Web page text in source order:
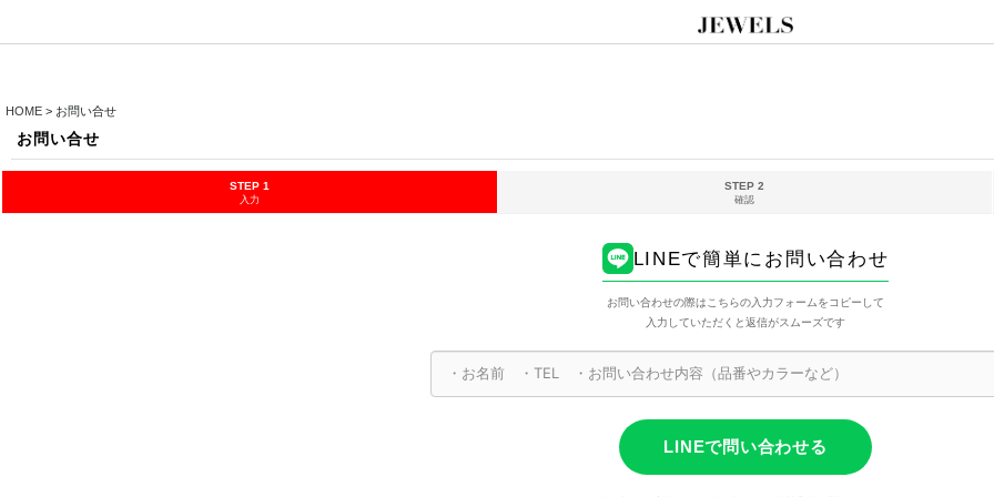
HOME > お問い合せ
お問い合せ
STEP 1
入力
STEP 2
確認
LINEで簡単にお問い合わせ
お問い合わせの際はこちらの入力フォームをコピーして
入力していただくと返信がスムーズです
LINEで問い合わせる